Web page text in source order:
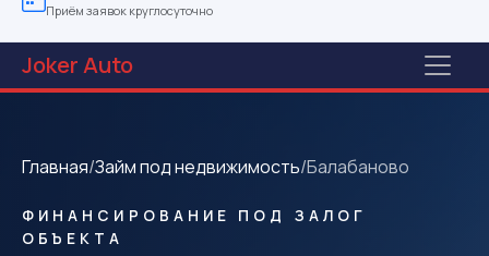
Приём заявок круглосуточно
JokerAuto
Главная/Займ под недвижимость/Балабаново
ФИНАНСИРОВАНИЕ ПОД ЗАЛОГ
ОБЪЕКТА